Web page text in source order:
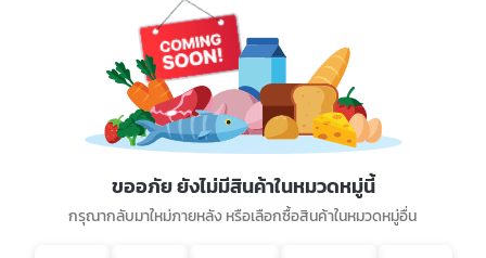
ขออภัย ยังไม่มีสินค้าในหมวดหมู่นี้
กรุณากลับมาใหม่ภายหลัง หรือเลือกซื้อสินค้าในหมวดหมู่อื่น